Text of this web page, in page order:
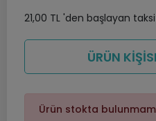
21,00 TL 'den başlayan
ÜRÜN
Ürün stokta